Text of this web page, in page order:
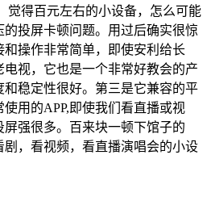
觉得百元左右的小设备，怎么可能
投屏卡顿问题。用过后确实很惊
和操作非常简单，即使安利给长
电视，它也是一个非常好教会的产
和稳定性很好。第三是它兼容的平
用的APP,即使我们看直播或视
强很多。百来块一顿下馆子的
剧，看视频，看直播演唱会的小设